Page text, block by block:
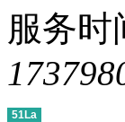
服务时
51La